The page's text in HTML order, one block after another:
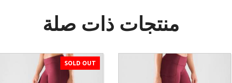
منتجات ذات صلة
SOLD OUT